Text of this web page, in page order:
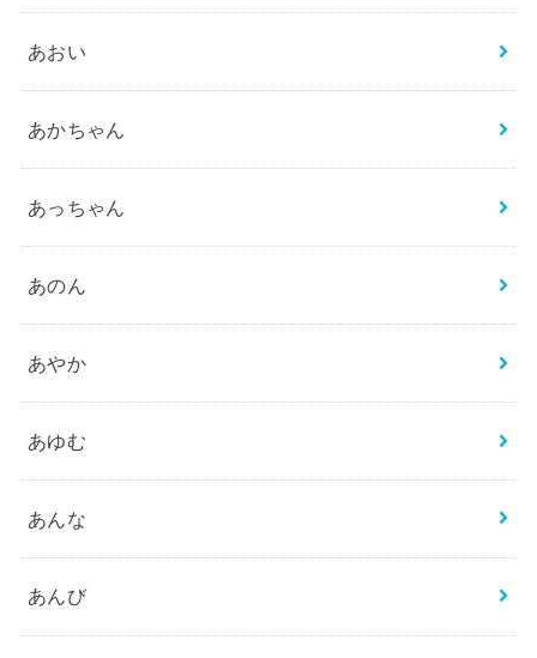
あおい
あかちゃん
あっちゃん
あのん
あやか
あゆむ
あんな
あんび